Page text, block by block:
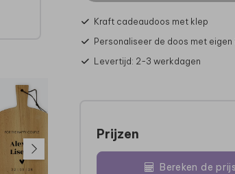
Kraft cadeaudoos met klep
Personaliseer de doos met
Levertijd: 2-3 werkdagen
Prijzen
Bereken de